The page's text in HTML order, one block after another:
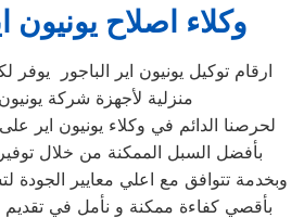
وكلاء اصلاح يونيون
ارقام توكيل يونيون اير الباجور
منزلية لأجهزة شركة
لحرصنا الدائم في وكلاء يونيون اير
بأفضل السبل الممكنة من خلال توفير
وبخدمة تتوافق مع اعلي معايير الجودة
بأقصي كفاءة ممكنة و نأمل في